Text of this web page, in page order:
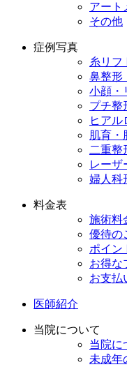
アート
その他
症例写真
糸リフ
鼻整形
小顔・
プチ整
ヒアル
肌育・
二重整
レーザ
婦人科
料金表
施術料
優待の
ポイン
お得な
お支払
医師紹介
当院について
当院に
未成年